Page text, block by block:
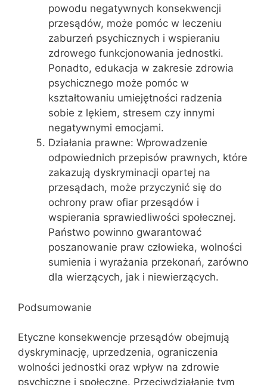
powodu negatywnych konsekwencji
przesądów, może pomóc w leczeniu
zaburzeń psychicznych i wspieraniu
zdrowego funkcjonowania jednostki.
Ponadto, edukacja w zakresie zdrowia
psychicznego może pomóc w
kształtowaniu umiejętności radzenia
sobie z lękiem, stresem czy innymi
negatywnymi emocjami.
Działania prawne: Wprowadzenie
odpowiednich przepisów prawnych, które
zakazują dyskryminacji opartej na
przesądach, może przyczynić się do
ochrony praw ofiar przesądów i
wspierania sprawiedliwości społecznej.
Państwo powinno gwarantować
poszanowanie praw człowieka, wolności
sumienia i wyrażania przekonań, zarówno
dla wierzących, jak i niewierzących.
Podsumowanie
Etyczne konsekwencje przesądów obejmują
dyskryminację, uprzedzenia, ograniczenia
wolności jednostki oraz wpływ na zdrowie
psychiczne i społeczne. Przeciwdziałanie tym